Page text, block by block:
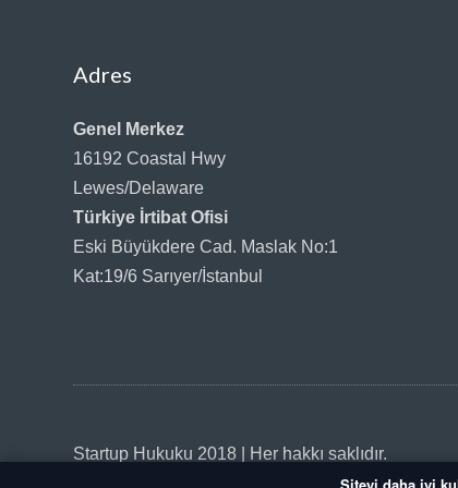
Adres
Genel Merkez
16192 Coastal Hwy
Lewes/Delaware
Türkiye İrtibat Ofisi
Eski Büyükdere Cad. Maslak No:1
Kat:19/6 Sarıyer/İstanbul
Startup Hukuku 2018 | Her hakkı saklıdır.